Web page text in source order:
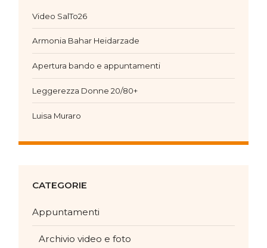
Video SalTo26
Armonia Bahar Heidarzade
Apertura bando e appuntamenti
Leggerezza Donne 20/80+
Luisa Muraro
CATEGORIE
Appuntamenti
Archivio video e foto